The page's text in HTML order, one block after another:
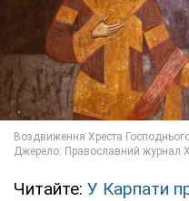
Читайте: У Карпати